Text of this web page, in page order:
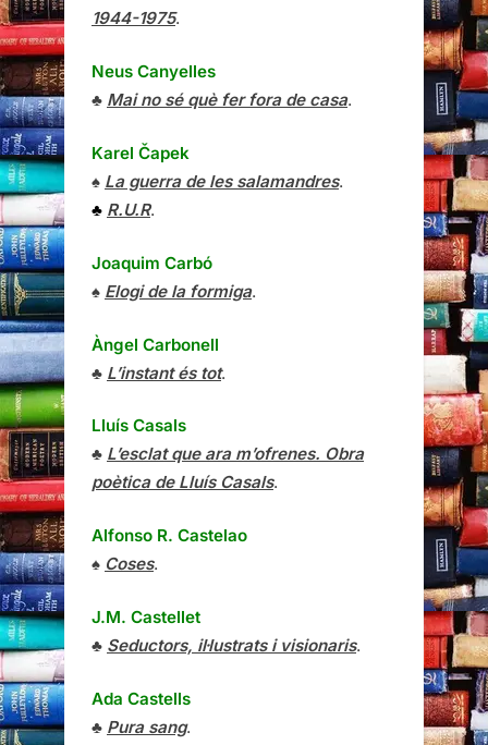
1944-1975.
Neus Canyelles
♣ Mai no sé què fer fora de casa.
Karel Čapek
♠ La guerra de les salamandres.
♣ R.U.R.
Joaquim Carbó
♠ Elogi de la formiga.
Àngel Carbonell
♣ L’instant és tot.
Lluís Casals
♣ L’esclat que ara m’ofrenes. Obra
poètica de Lluís Casals.
Alfonso R. Castelao
♠ Coses.
J.M. Castellet
♣ Seductors, il·lustrats i visionaris.
Ada Castells
♣ Pura sang.